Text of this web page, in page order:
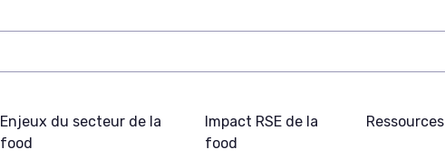
Enjeux du secteur de la
food
Impact RSE de la
food
Ressources